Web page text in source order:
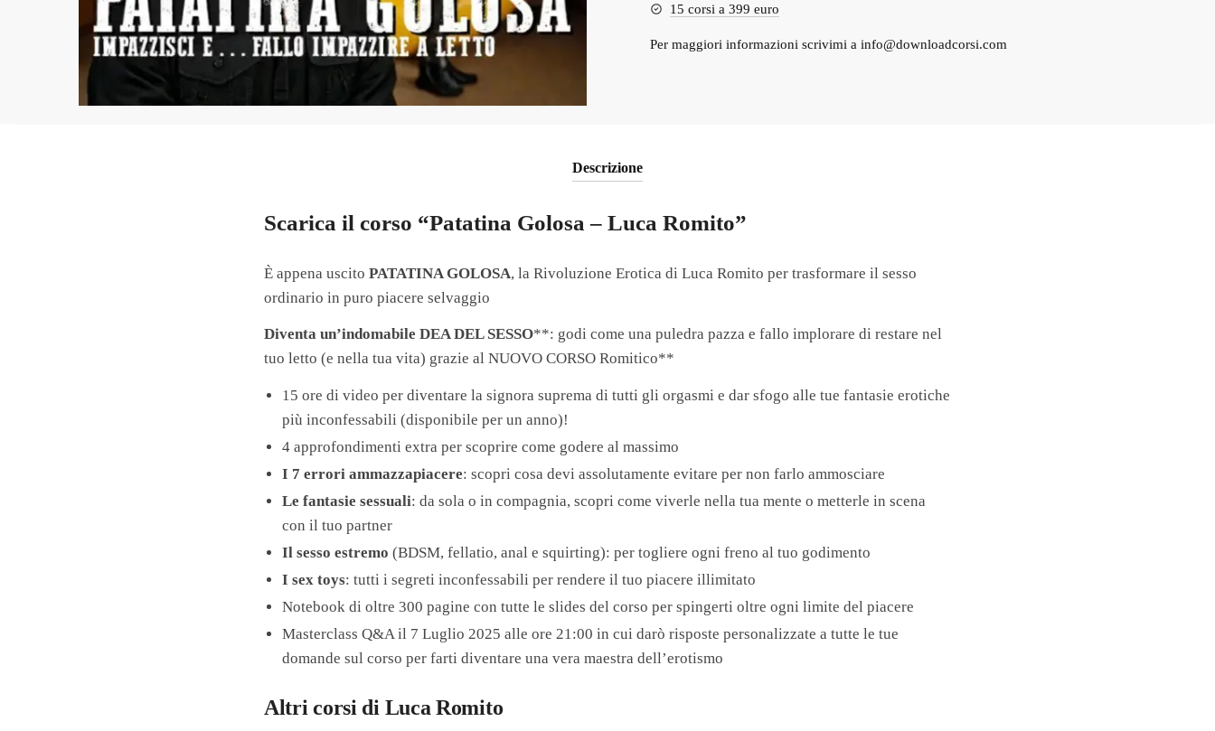
15 corsi a 399 euro
Per maggiori informazioni scrivimi a info@downloadcorsi.com
Descrizione
Scarica il corso “Patatina Golosa – Luca Romito”
È appena uscitoPATATINA GOLOSA, la Rivoluzione Erotica di Luca Romito per trasformare il sesso
ordinario in puro piacere selvaggio
Diventa un’indomabile DEA DEL SESSO**: godi come una puledra pazza e fallo implorare di restare nel
tuo letto (e nella tua vita) grazie al NUOVO CORSO Romitico**
15 ore di video per diventare la signora suprema di tutti gli orgasmi e dar sfogo alle tue fantasie erotiche
più inconfessabili (disponibile per un anno)!
4 approfondimenti extra per scoprire come godere al massimo
I 7 errori ammazzapiacere: scopri cosa devi assolutamente evitare per non farlo ammosciare
Le fantasie sessuali: da sola o in compagnia, scopri come viverle nella tua mente o metterle in scena
con il tuo partner
Il sesso estremo (BDSM, fellatio, anal e squirting): per togliere ogni freno al tuo godimento
I sex toys: tutti i segreti inconfessabili per rendere il tuo piacere illimitato
Notebook di oltre 300 pagine con tutte le slides del corso per spingerti oltre ogni limite del piacere
Masterclass Q&A il 7 Luglio 2025 alle ore 21:00 in cui darò risposte personalizzate a tutte le tue
domande sul corso per farti diventare una vera maestra dell’erotismo
Altri corsi di Luca Romito